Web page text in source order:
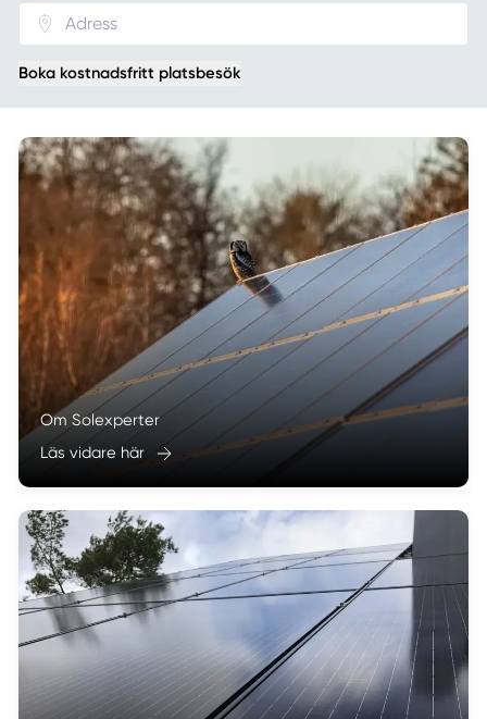
Boka kostnadsfritt platsbesök
Om Solexperter
Läs vidare här